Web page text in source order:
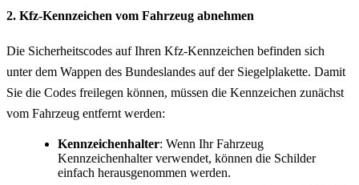
2. Kfz-Kennzeichen vom Fahrzeug abnehmen
Die Sicherheitscodes auf Ihren Kfz-Kennzeichen befinden sich
unter dem Wappen des Bundeslandes auf der Siegelplakette. Damit
Sie die Codes freilegen können, müssen die Kennzeichen zunächst
vom Fahrzeug entfernt werden:
Kennzeichenhalter: Wenn Ihr Fahrzeug
Kennzeichenhalter verwendet, können die Schilder
einfach herausgenommen werden.